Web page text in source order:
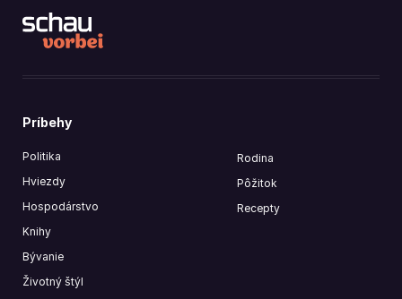
Príbehy
Politika
Hviezdy
Hospodárstvo
Knihy
Bývanie
Životný štýl
Rodina
Pôžitok
Recepty